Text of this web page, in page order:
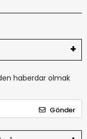
haberdar olmak
Gönder